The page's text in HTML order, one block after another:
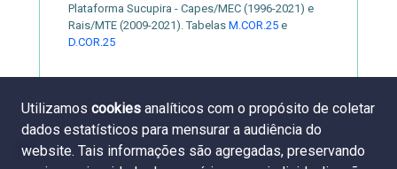
Plataforma Sucupira - Capes/MEC (1996-2021) e
Rais/MTE (2009-2021). Tabelas M.COR.25 e
D.COR.25
Utilizamos cookies analíticos com o propósito de coletar
dados estatísticos para mensurar a audiência do
website. Tais informações são agregadas, preservando